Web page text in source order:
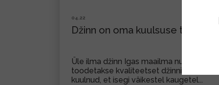
04.22
Džinn on oma kuulsuse tipul
Üle ilma džinn Igas maailma nurgas
toodetakse kvaliteetset džinni, oleme
kuulnud, et isegi väikestel kaugetel...